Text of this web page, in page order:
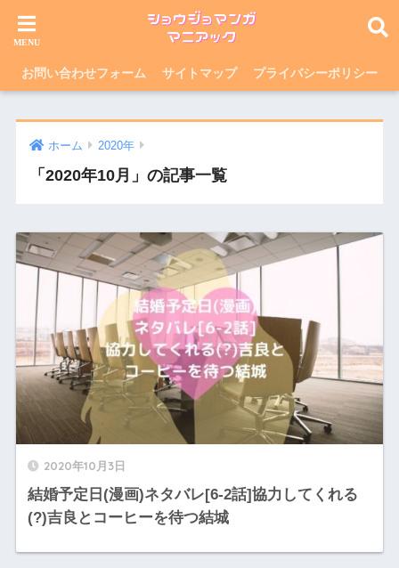
お問い合わせフォーム サイトマップ プライバシーポリシー
ホーム 2020年
「2020年10月」の記事一覧
2020年10月3日
結婚予定日(漫画)ネタバレ[6-2話]協力してくれる
(?)吉良とコーヒーを待つ結城